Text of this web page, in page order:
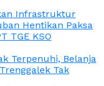
Infrastruktur
Hentikan Paksa
TGE KSO
Terpenuhi, Belanja
Tak